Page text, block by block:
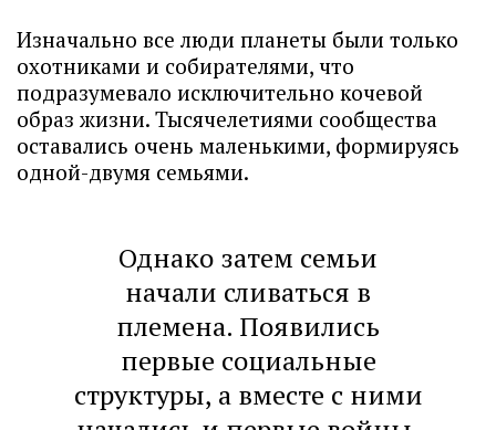
Изначально все люди планеты были только
охотниками и собирателями, что
подразумевало исключительно кочевой
образ жизни. Тысячелетиями сообщества
оставались очень маленькими, формируясь
одной-двумя семьями.
Однако затем семьи
начали сливаться в
племена. Появились
первые социальные
структуры, а вместе с ними